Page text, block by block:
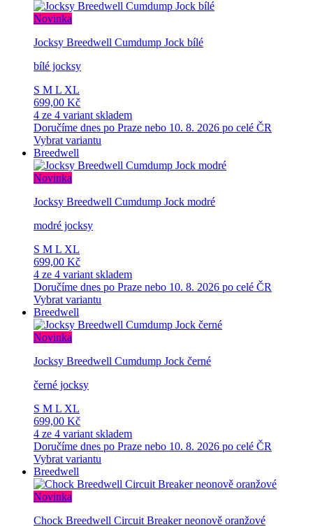
Novinka
Jocksy Breedwell Cumdump Jock bílé
bílé jocksy
S M L XL
699,00 Kč
4 ze 4 variant skladem
Doručíme dnes po Praze nebo 10. 8. 2026 po celé ČR
Vybrat variantu
Breedwell
Novinka
Jocksy Breedwell Cumdump Jock modré
modré jocksy
S M L XL
699,00 Kč
4 ze 4 variant skladem
Doručíme dnes po Praze nebo 10. 8. 2026 po celé ČR
Vybrat variantu
Breedwell
Novinka
Jocksy Breedwell Cumdump Jock černé
černé jocksy
S M L XL
699,00 Kč
4 ze 4 variant skladem
Doručíme dnes po Praze nebo 10. 8. 2026 po celé ČR
Vybrat variantu
Breedwell
Novinka
Chock Breedwell Circuit Breaker neonově oranžové